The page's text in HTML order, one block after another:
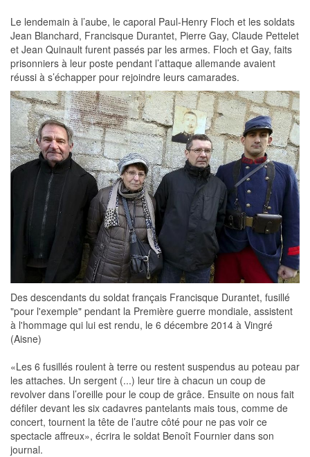
Le lendemain à l’aube, le caporal Paul-Henry Floch et les soldats
Jean Blanchard, Francisque Durantet, Pierre Gay, Claude Pettelet
et Jean Quinault furent passés par les armes. Floch et Gay, faits
prisonniers à leur poste pendant l’attaque allemande avaient
réussi à s’échapper pour rejoindre leurs camarades.
Des descendants du soldat français Francisque Durantet, fusillé
"pour l'exemple" pendant la Première guerre mondiale, assistent
à l'hommage qui lui est rendu, le 6 décembre 2014 à Vingré
(Aisne)
«Les 6 fusillés roulent à terre ou restent suspendus au poteau par
les attaches. Un sergent (...) leur tire à chacun un coup de
revolver dans l’oreille pour le coup de grâce. Ensuite on nous fait
défiler devant les six cadavres pantelants mais tous, comme de
concert, tournent la tête de l’autre côté pour ne pas voir ce
spectacle affreux», écrira le soldat Benoît Fournier dans son
journal.